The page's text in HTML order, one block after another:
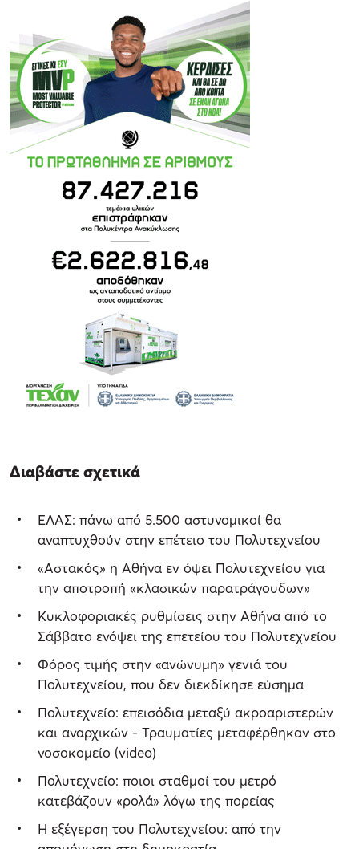
Διαβάστε σχετικά
ΕΛΑΣ: πάνω από 5.500 αστυνομικοί θα
αναπτυχθούν στην επέτειο του Πολυτεχνείου
«Αστακός» η Αθήνα εν όψει Πολυτεχνείου για
την αποτροπή «κλασικών παρατράγουδων»
Κυκλοφοριακές ρυθμίσεις στην Αθήνα από το
Σάββατο ενόψει της επετείου του Πολυτεχνείου
Φόρος τιμής στην «ανώνυμη» γενιά του
Πολυτεχνείου, που δεν διεκδίκησε εύσημα
Πολυτεχνείο: επεισόδια μεταξύ ακροαριστερών
και αναρχικών - Τραυματίες μεταφέρθηκαν στο
νοσοκομείο (video)
Πολυτεχνείο: ποιοι σταθμοί του μετρό
κατεβάζουν «ρολά» λόγω της πορείας
Η εξέγερση του Πολυτεχνείου: από την